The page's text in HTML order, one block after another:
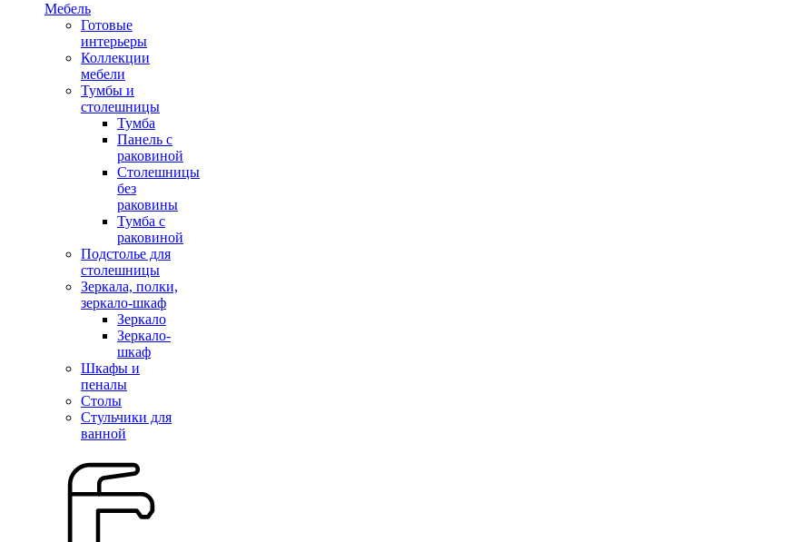
Мебель
Готовые
интерьеры
Коллекции
мебели
Тумбы и
столешницы
Тумба
Панель с
раковиной
Столешницы
без
раковины
Тумба с
раковиной
Подстолье для
столешницы
Зеркала, полки,
зеркало-шкаф
Зеркало
Зеркало-
шкаф
Шкафы и
пеналы
Столы
Стульчики для
ванной